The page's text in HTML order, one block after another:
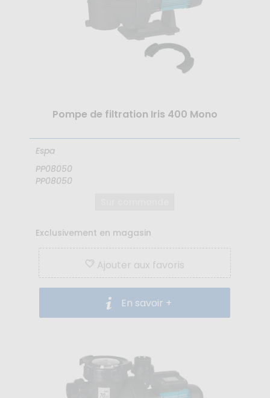
Pompe de filtration Iris 400 Mono
Espa
PP08050
PP08050
Exclusivement en magasin
Ajouter aux favoris
En savoir +